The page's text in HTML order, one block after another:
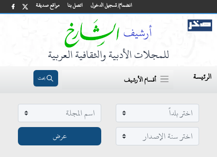
مواقع صديقة اتصل بنا انضمام/ تسجيل الدخول
للمجلات الأدبية والثقافية العربية
الرئيسة أقسام الأرشيف بحث